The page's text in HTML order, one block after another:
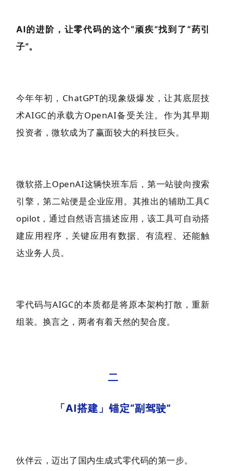
AI的进阶，让零代码的这个“顽疾”找到了“药引
子”。
今年年初，ChatGPT的现象级爆发，让其底层技
术AIGC的承载方OpenAI备受关注。作为其早期
投资者，微软成为了赢面较大的科技巨头。
微软搭上OpenAI这辆快班车后，第一站驶向搜索
引擎，第二站便是企业应用。其推出的辅助工具C
opilot，通过自然语言描述应用，该工具可自动搭
建应用程序，关键应用有数据、有流程、还能触
达业务人员。
零代码与AIGC的本质都是将原本架构打散，重新
组装。换言之，两者有着天然的契合度。
二
「AI搭建」锚定“副驾驶”
伙伴云，迈出了国内生成式零代码的第一步。